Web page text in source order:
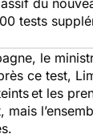
du
tests
le
ce test,
et les